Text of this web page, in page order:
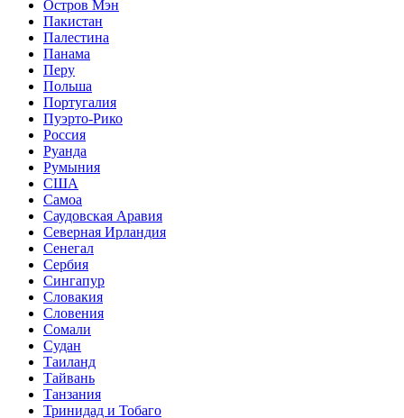
Остров Мэн
Пакистан
Палестина
Панама
Перу
Польша
Португалия
Пуэрто-Рико
Россия
Руанда
Румыния
США
Самоа
Саудовская Аравия
Северная Ирландия
Сенегал
Сербия
Сингапур
Словакия
Словения
Сомали
Судан
Таиланд
Тайвань
Танзания
Тринидад и Тобаго